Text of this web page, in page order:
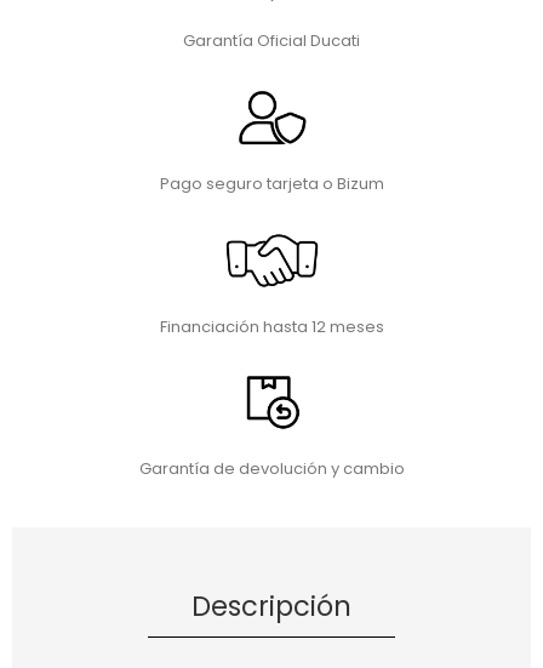
Garantía Oficial Ducati
Pago seguro tarjeta o Bizum
Financiación hasta 12 meses
Garantía de devolución y cambio
Descripción